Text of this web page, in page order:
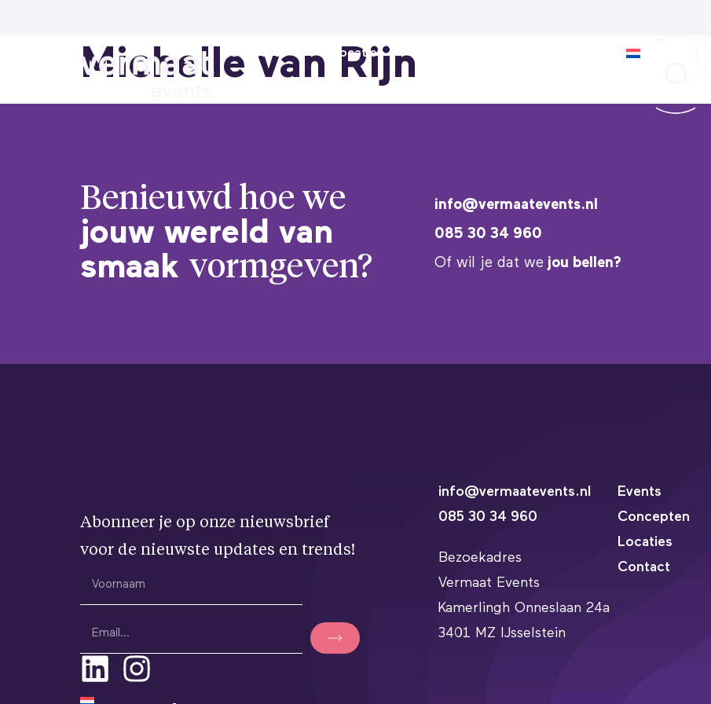
Services Locaties
Michelle van Rijn
Benieuwd hoe we
jouw wereld van
smaak vormgeven?
info@vermaatevents.nl
085 30 34 960
Of wil je dat we jou bellen?
Abonneer je op onze nieuwsbrief
voor de nieuwste updates en trends!
info@vermaatevents.nl
085 30 34 960
Bezoekadres
Vermaat Events
Kamerlingh Onneslaan 24a
3401 MZ IJsselstein
Events
Concepten
Locaties
Contact